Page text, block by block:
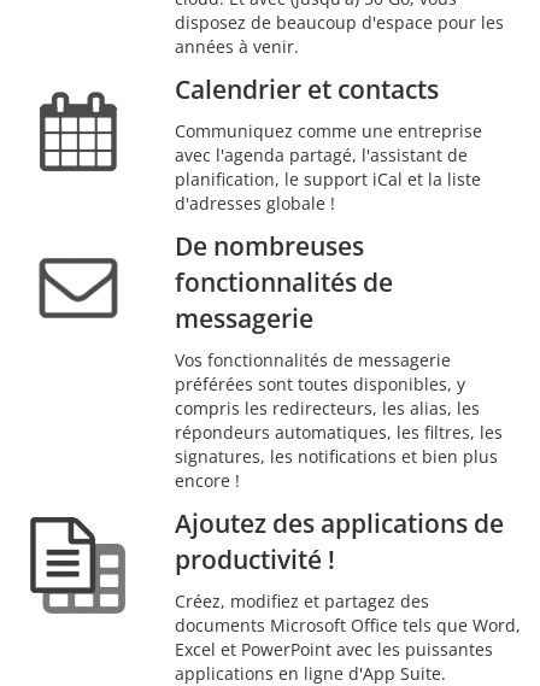
disposez de beaucoup d'espace pour les
années à venir.
Calendrier et contacts
Communiquez comme une entreprise
avec l'agenda partagé, l'assistant de
planification, le support iCal et la liste
d'adresses globale !
De nombreuses
fonctionnalités de
messagerie
Vos fonctionnalités de messagerie
préférées sont toutes disponibles, y
compris les redirecteurs, les alias, les
répondeurs automatiques, les filtres, les
signatures, les notifications et bien plus
encore !
Ajoutez des applications de
productivité !
Créez, modifiez et partagez des
documents Microsoft Office tels que Word,
Excel et PowerPoint avec les puissantes
applications en ligne d'App Suite.